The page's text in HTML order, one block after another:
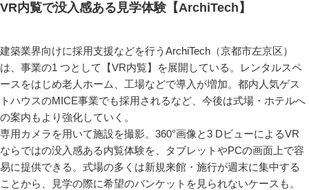
VR内覧で没入感ある見学体験【ArchiTech】
建築業界向けに採用支援などを行うArchiTech（京都市左京区）
は、事業の1 つとして【VR内覧】を展開している。レンタルスペ
ースをはじめ老人ホーム、工場などで導入が増加。都内人気ゲス
トハウスのMICE事業でも採用されるなど、今後は式場・ホテルへ
の案内もより強化していく。
専用カメラを用いて施設を撮影。360°画像と3 DビューによるVR
ならではの没入感ある内覧体験を、タブレットやPCの画面上で容
易に提供できる。式場の多くは新規来館・施行が週末に集中する
ことから、見学の際に希望のバンケットを見られないケースも。